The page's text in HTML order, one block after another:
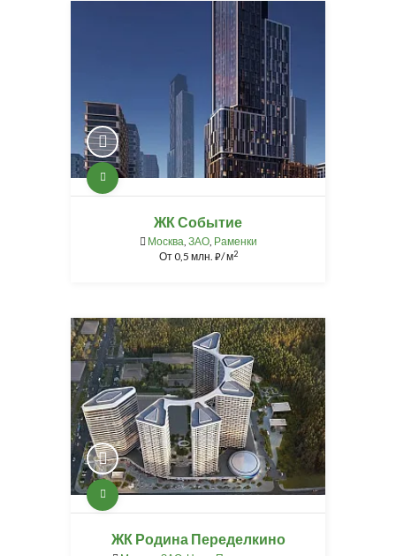
ЖК Событие
Москва, ЗАО, Раменки
От0,5 млн. ⃏/ м2
ЖК Родина Переделкино